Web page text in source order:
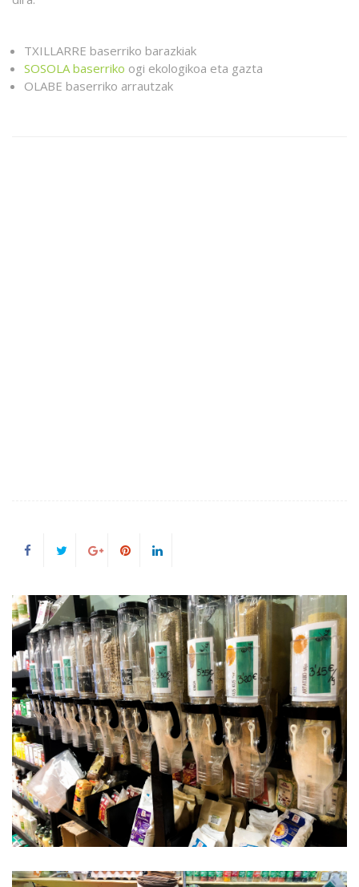
TXILLARRE baserriko barazkiak
SOSOLA baserriko ogi ekologikoa eta gazta
OLABE baserriko arrautzak